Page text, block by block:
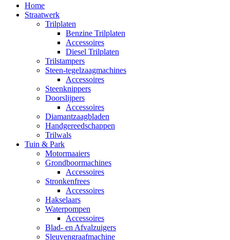
Home
Straatwerk
Trilplaten
Benzine Trilplaten
Accessoires
Diesel Trilplaten
Trilstampers
Steen-tegelzaagmachines
Accessoires
Steenknippers
Doorslijpers
Accessoires
Diamantzaagbladen
Handgereedschappen
Trilwals
Tuin & Park
Motormaaiers
Grondboormachines
Accessoires
Stronkenfrees
Accessoires
Hakselaars
Waterpompen
Accessoires
Blad- en Afvalzuigers
Sleuvengraafmachine